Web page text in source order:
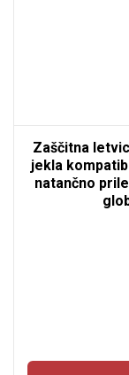
Zaščitna
jekla
natančno